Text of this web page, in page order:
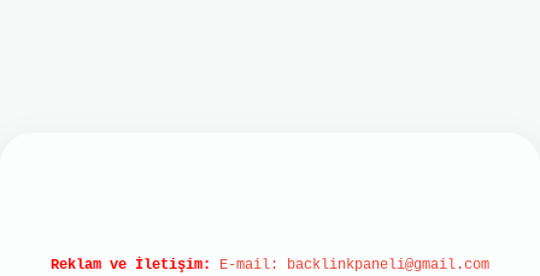
Reklam ve İletişim: E-mail: backlinkpaneli@gmail.com